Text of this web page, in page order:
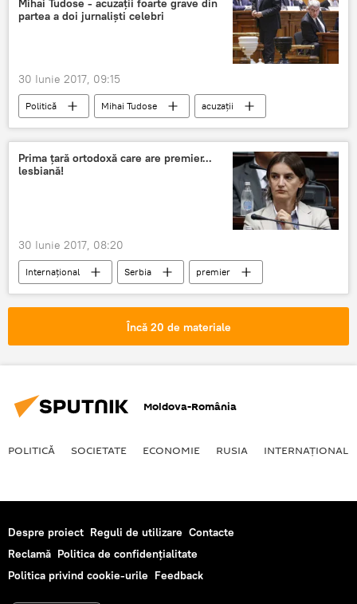
Mihai Tudose - acuzații foarte grave din
partea a doi jurnaliști celebri
30 Iunie 2017, 09:15
Politică Mihai Tudose
acuzații
jurnaliști
Prima țară ortodoxă care are premier...
lesbiană!
30 Iunie 2017, 08:20
Internaţional Serbia
premier
lesbiană
Încă 20 de materiale
Moldova-România
POLITICĂ SOCIETATE ECONOMIE RUSIA INTERNAŢIONAL
Despre proiect Reguli de utilizare Contacte
Reclamă Politica de confidențialitate
Politica privind cookie-urile Feedback